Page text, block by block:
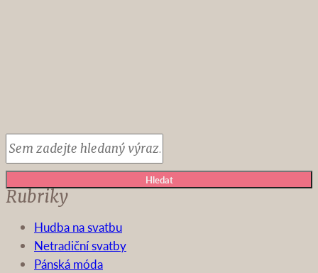
Hledat
Rubriky
Hudba na svatbu
Netradiční svatby
Pánská móda